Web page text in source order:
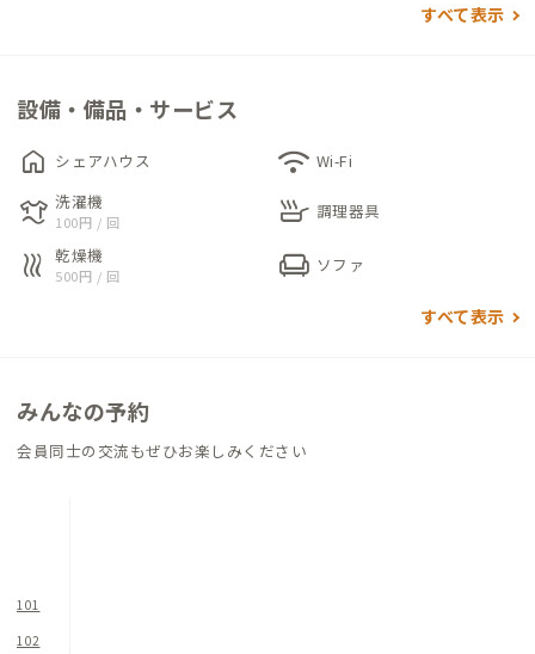
協力隊の家守が繋ぐ地域交流が魅力で、移住希望者と地域とのハ
各個室は独立して離れているため、プライベートな空間も大切
にできます。
地域の方々と交流を楽しみたい時も1人で自分の時間を確保した
い時も、その時にあった利用ができる三豊A邸でゆったりとした
三豊暮らしを体験されてみませんか？
すべて表示
設備・備品・サービス
home シェアハウス wifi Wi-Fi
laundry 洗濯機
100円 / 回 skillet 調理器具
heat 乾燥機
500円 / 回 chair ソファ
すべて表示
みんなの予約
会員同士の交流もぜひお楽しみください
101
102